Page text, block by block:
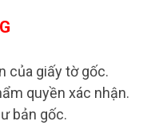
của giấy tờ gốc.
quyền xác nhận.
bản gốc.